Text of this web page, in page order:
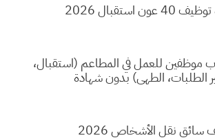
عون استقبال 2026
موظفين للعمل في المطاعم (استقبال،
الطلبات، الطهي) بدون شهادة
نقل الأشخاص 2026